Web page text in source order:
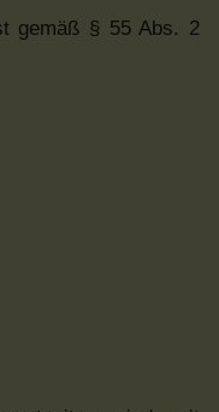
gemäß § 55 Abs. 2